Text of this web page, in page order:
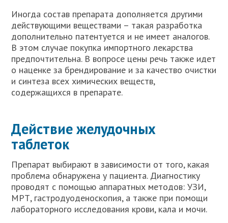
Иногда состав препарата дополняется другими
действующими веществами – такая разработка
дополнительно патентуется и не имеет аналогов.
В этом случае покупка импортного лекарства
предпочтительна. В вопросе цены речь также идет
о наценке за брендирование и за качество очистки
и синтеза всех химических веществ,
содержащихся в препарате.
Действие желудочных
таблеток
Препарат выбирают в зависимости от того, какая
проблема обнаружена у пациента. Диагностику
проводят с помощью аппаратных методов: УЗИ,
МРТ, гастродуоденоскопия, а также при помощи
лабораторного исследования крови, кала и мочи.